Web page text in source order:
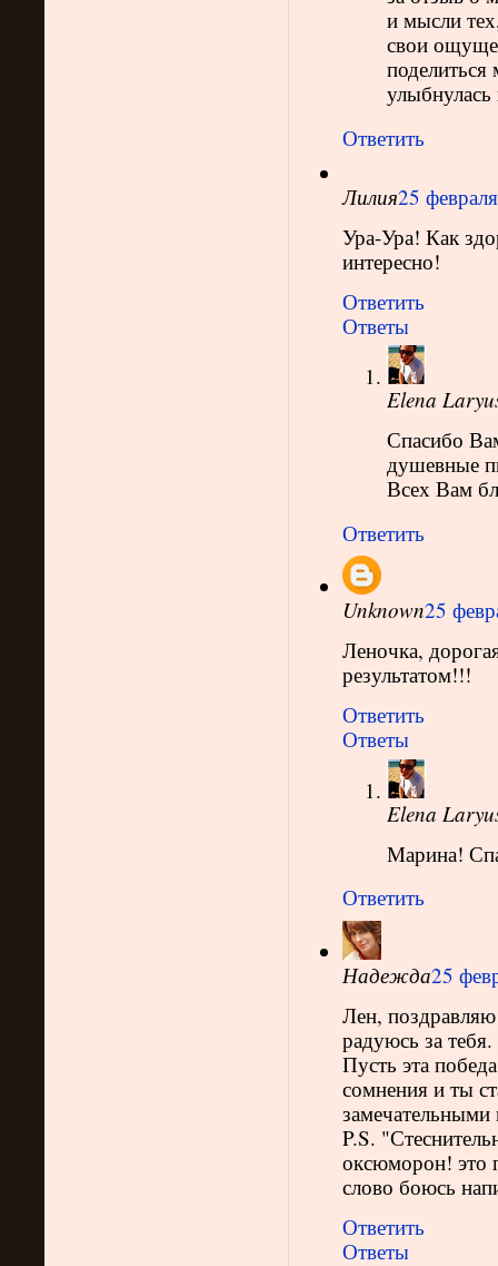
и мысли
свои
Ответить
Лилия25
Ура-Ура! Как
интересно!
Ответить
Ответы
Elena
Спасибо
душевные
Всех Вам
Ответить
Unknown25
Леночка,
результатом!!!
Ответить
Ответы
Elena
Марина!
Ответить
Надежда25
Лен,
радуюсь за тебя.
Пусть эта
сомнения и ты
замечательными
P.S.
оксюморон! это
слово боюсь
Ответить
Ответы